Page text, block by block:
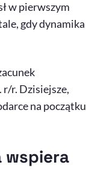
w pierwszym
gdy dynamika
r/r. Dzisiejsze,
na początku
wspiera